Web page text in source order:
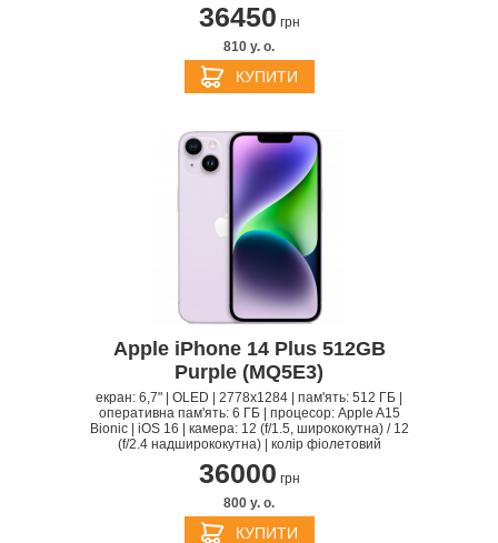
36450 грн
810 y. о.
КУПИТИ
Apple iPhone 14 Plus 512GB
Purple (MQ5E3)
екран: 6,7" | OLED | 2778x1284 | пам'ять: 512 ГБ |
оперативна пам'ять: 6 ГБ | процесор: Apple A15
Bionic | iOS 16 | камера: 12 (f/1.5, ширококутна) / 12
(f/2.4 надширококутна) | колір фіолетовий
36000 грн
800 y. о.
КУПИТИ